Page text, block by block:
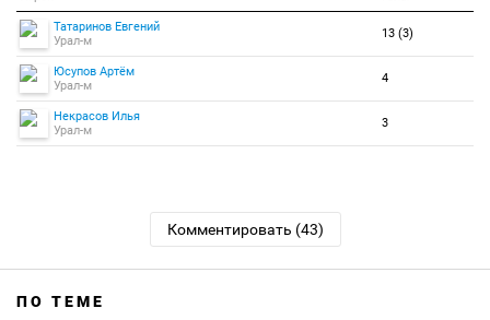
Татаринов Евгений
Урал-м
13 (3)
Юсупов Артём
Урал-м
4
Некрасов Илья
Урал-м
3
Комментировать (43)
ПО ТЕМЕ